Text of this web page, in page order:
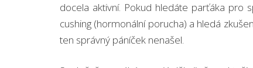
docela aktivní. Pokud hledáte parťáka
cushing (hormonální porucha) a hledá
ten správný páníček nenašel.